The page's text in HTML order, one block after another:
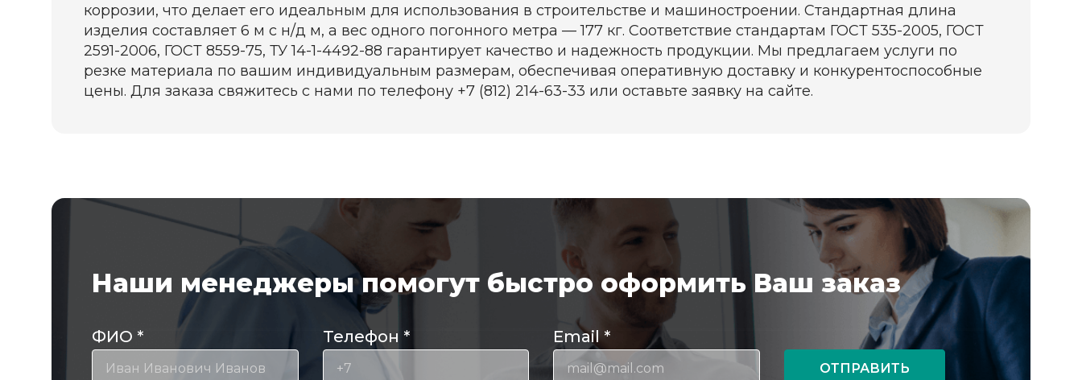
коррозии, что делает его идеальным для использования в строительстве и машиностроении. Стандартная длина
изделия составляет 6 м с н/д м, а вес одного погонного метра — 177 кг. Соответствие стандартам ГОСТ 535-2005, ГОСТ
2591-2006, ГОСТ 8559-75, ТУ 14-1-4492-88 гарантирует качество и надежность продукции. Мы предлагаем услуги по
резке материала по вашим индивидуальным размерам, обеспечивая оперативную доставку и конкурентоспособные
цены. Для заказа свяжитесь с нами по телефону +7 (812) 214-63-33 или оставьте заявку на сайте.
Наши менеджеры помогут быстро оформить Ваш заказ
ФИО * Телефон * Email *
ОТПРАВИТЬ